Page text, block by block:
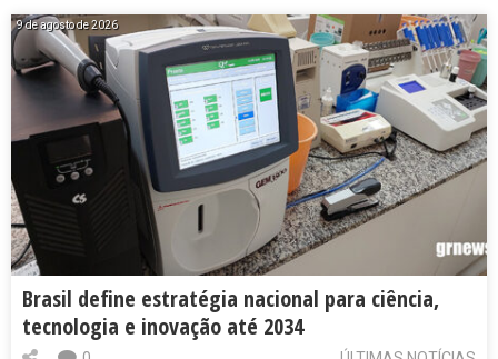
9 de agosto de 2026
Brasil define estratégia nacional para ciência,
tecnologia e inovação até 2034